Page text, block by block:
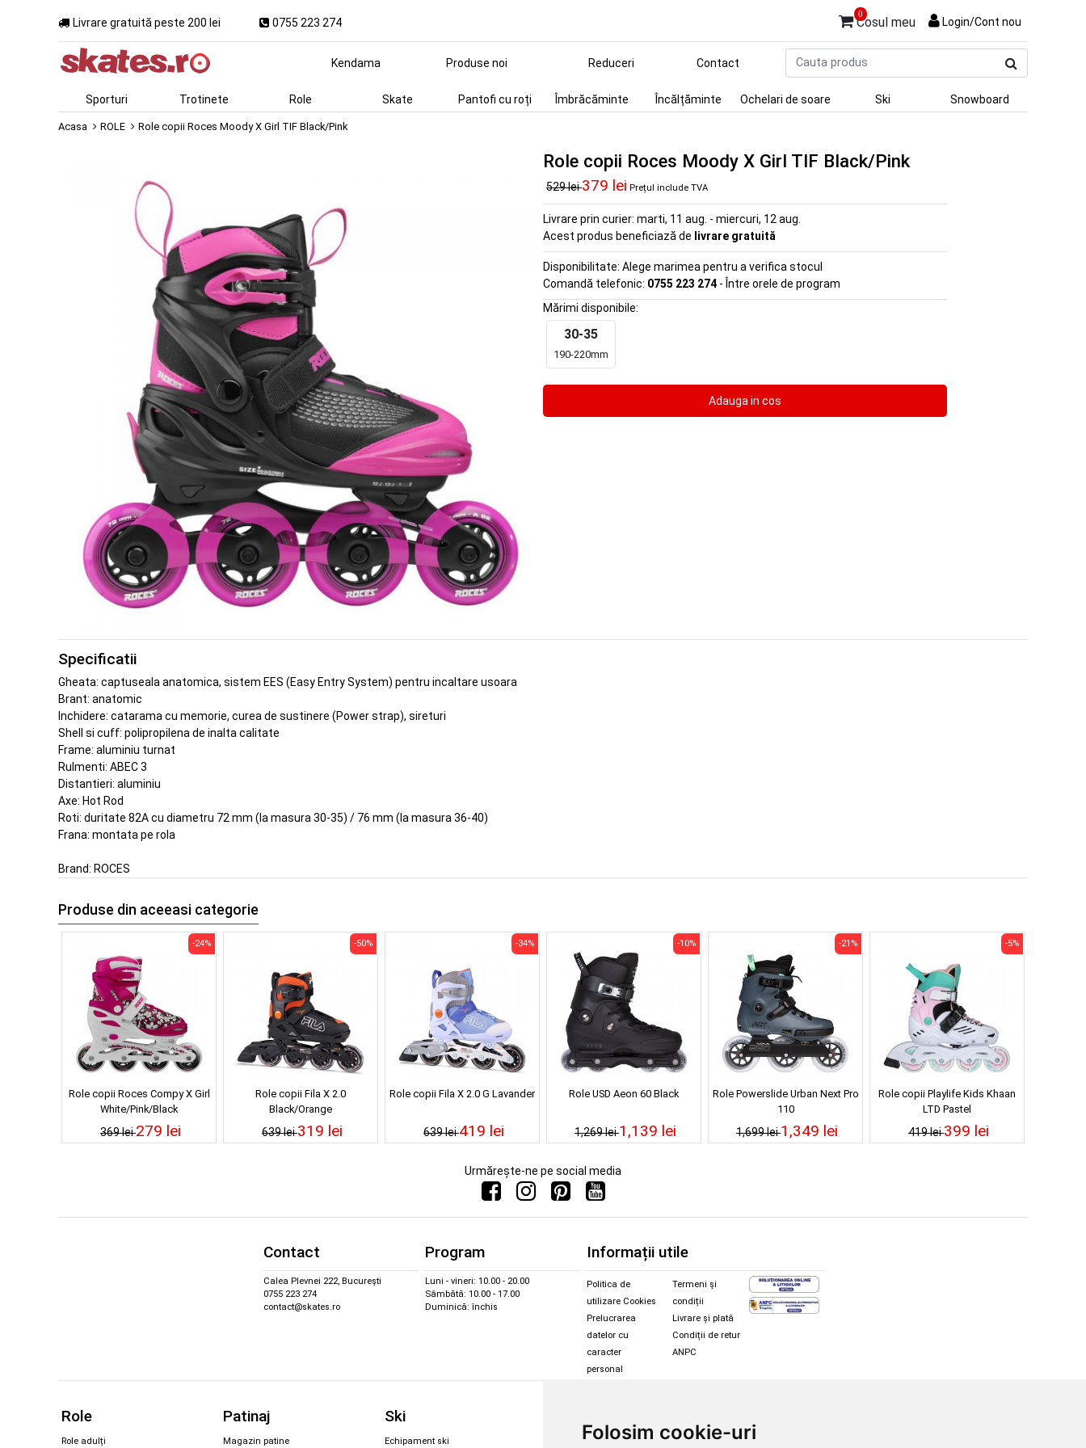
Folosim cookie-uri
Livrare gratuită peste 200 lei 0755 223 274
0
Cosul meu Login/Cont nou
produs
Kendama Produse noi Reduceri Contact
Sporturi Trotinete Role Skate Pantofi cu roți Îmbrăcăminte Încălțăminte Ochelari de soare Ski Snowboard
Acasa ROLE Role copii Roces Moody X Girl TIF Black/Pink
Role copii Roces Moody X Girl TIF Black/Pink
529 lei379 lei Prețul include TVA
Livrare prin curier: marti, 11 aug. - miercuri, 12 aug.
Acest produs beneficiază de livrare gratuită
Disponibilitate: Alege marimea pentru a verifica stocul
Comandă telefonic: 0755 223 274 - Între orele de program
Mărimi disponibile:
30-35
190-220mm
Specificatii
Gheata: captuseala anatomica, sistem EES (Easy Entry System) pentru incaltare usoara
Brant: anatomic
Inchidere: catarama cu memorie, curea de sustinere (Power strap), sireturi
Shell si cuff: polipropilena de inalta calitate
Frame: aluminiu turnat
Rulmenti: ABEC 3
Distantieri: aluminiu
Axe: Hot Rod
Roti: duritate 82A cu diametru 72 mm (la masura 30-35) / 76 mm (la masura 36-40)
Frana: montata pe rola
Brand: ROCES
Produse din aceeasi categorie
Role copii Roces Compy X Girl
White/Pink/Black
369 lei
-24%
279 lei
Role copii Fila X 2.0
Black/Orange
639 lei
-50%
319 lei
Role copii Fila X 2.0 G Lavander
639 lei
-34%
419 lei
Role USD Aeon 60 Black
1,269 lei
-10%
1,139 lei
Role Powerslide Urban Next Pro
110
1,699 lei
-21%
1,349 lei
Role copii Playlife Kids Khaan
LTD Pastel
419 lei
-5%
399 lei
Urmărește-ne pe social media
Contact
Calea Plevnei 222, București
0755 223 274
contact@skates.ro
Program
Luni - vineri: 10.00 - 20.00
Sâmbătă: 10.00 - 17.00
Duminică: închis
Informații utile
Politica de
utilizare Cookies
Prelucrarea
datelor cu
caracter
personal
Termeni și
condiții
Livrare și plată
Condiții de retur
ANPC
Role
Role adulți
Patinaj
Magazin patine
Ski
Echipament ski Magazin snowboard Îmbrăcăminte schi și snowboard